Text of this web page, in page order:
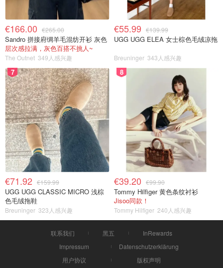
€166.00 €265.00
Sandro 拼接府绸羊毛混纺开衫 灰色
层次感拉满，灰色百搭不挑人~
The Outnet 349人感兴趣
€55.99 €139.99
UGG UGG ELEA 女士棕色毛绒凉拖
Breuninger 343人感兴趣
7
€71.92 €159.99
UGG UGG CLASSIC MICRO 浅棕
色毛绒拖鞋
Breuninger 323人感兴趣
8
€39.20 €99.90
Tommy Hilfiger 黄色条纹衬衫
Jisoo同款！
Tommy Hilfiger 240人感兴趣
联系我们 黑五
InRewards
Impressum
Datenschutzerklärung
用户协议
版权声明